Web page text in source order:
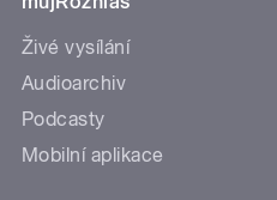
Živé vysílání
Audioarchiv
Podcasty
Mobilní aplikace